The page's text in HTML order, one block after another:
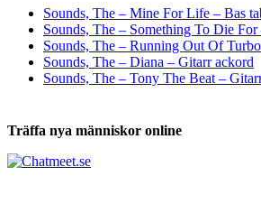
Sounds, The – Mine For Life – Bas
Sounds, The – Something To Die For
Sounds, The – Running Out Of
Sounds, The – Diana – Gitarr ackord
Sounds, The – Tony The Beat –
Träffa nya människor online